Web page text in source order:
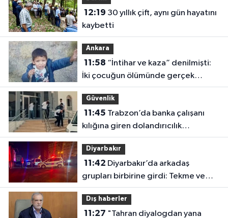
12:19
kaybetti
Ankara
11:58
İki çocuğun ölümünde gerçek
ortaya çıktı!
Güvenlik
11:45
kılığına giren dolandırıcılık
şebekesine operasyon: 5 tutuklama
Diyarbakır
11:42
grupları birbirine girdi: Tekme ve
yumruklar havada uçuştu
Dış haberler
11:27